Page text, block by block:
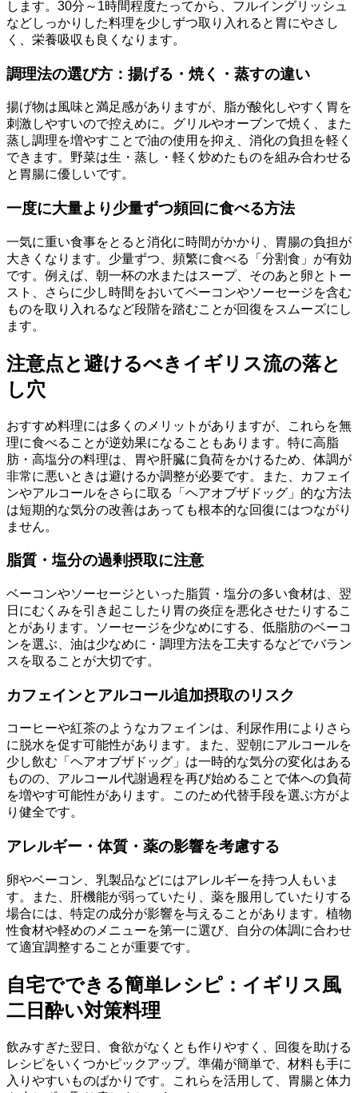
します。30分～1時間程度たってから、フルイングリッシュ
などしっかりした料理を少しずつ取り入れると胃にやさし
く、栄養吸収も良くなります。
調理法の選び方：揚げる・焼く・蒸すの違い
揚げ物は風味と満足感がありますが、脂が酸化しやすく胃を
刺激しやすいので控えめに。グリルやオーブンで焼く、また
蒸し調理を増やすことで油の使用を抑え、消化の負担を軽く
できます。野菜は生・蒸し・軽く炒めたものを組み合わせる
と胃腸に優しいです。
一度に大量より少量ずつ頻回に食べる方法
一気に重い食事をとると消化に時間がかかり、胃腸の負担が
大きくなります。少量ずつ、頻繁に食べる「分割食」が有効
です。例えば、朝一杯の水またはスープ、そのあと卵とトー
スト、さらに少し時間をおいてベーコンやソーセージを含む
ものを取り入れるなど段階を踏むことが回復をスムーズにし
ます。
注意点と避けるべきイギリス流の落と
し穴
おすすめ料理には多くのメリットがありますが、これらを無
理に食べることが逆効果になることもあります。特に高脂
肪・高塩分の料理は、胃や肝臓に負荷をかけるため、体調が
非常に悪いときは避けるか調整が必要です。また、カフェイ
ンやアルコールをさらに取る「ヘアオブザドッグ」的な方法
は短期的な気分の改善はあっても根本的な回復にはつながり
ません。
脂質・塩分の過剰摂取に注意
ベーコンやソーセージといった脂質・塩分の多い食材は、翌
日にむくみを引き起こしたり胃の炎症を悪化させたりするこ
とがあります。ソーセージを少なめにする、低脂肪のベーコ
ンを選ぶ、油は少なめに・調理方法を工夫するなどでバラン
スを取ることが大切です。
カフェインとアルコール追加摂取のリスク
コーヒーや紅茶のようなカフェインは、利尿作用によりさら
に脱水を促す可能性があります。また、翌朝にアルコールを
少し飲む「ヘアオブザドッグ」は一時的な気分の変化はある
ものの、アルコール代謝過程を再び始めることで体への負荷
を増やす可能性があります。このため代替手段を選ぶ方がよ
り健全です。
アレルギー・体質・薬の影響を考慮する
卵やベーコン、乳製品などにはアレルギーを持つ人もいま
す。また、肝機能が弱っていたり、薬を服用していたりする
場合には、特定の成分が影響を与えることがあります。植物
性食材や軽めのメニューを第一に選び、自分の体調に合わせ
て適宜調整することが重要です。
自宅でできる簡単レシピ：イギリス風
二日酔い対策料理
飲みすぎた翌日、食欲がなくとも作りやすく、回復を助ける
レシピをいくつかピックアップ。準備が簡単で、材料も手に
入りやすいものばかりです。これらを活用して、胃腸と体力